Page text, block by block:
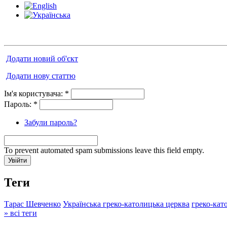
Додати новий об'єкт
Додати нову статтю
Ім'я користувача: *
Пароль: *
Забули пароль?
To prevent automated spam submissions leave this field empty.
Теги
Тарас Шевченко Українська греко-католицька церква греко-
» всі теги